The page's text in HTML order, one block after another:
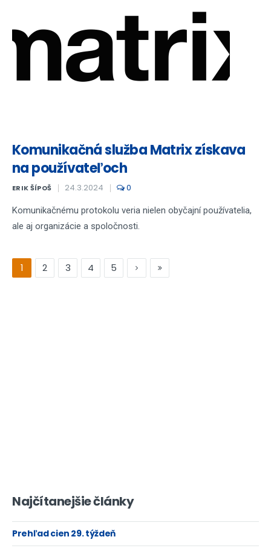
Komunikačná služba Matrix získava
na používateľoch
ERIK ŠÍPOŠ 24.3.2024 0
Komunikačnému protokolu veria nielen obyčajní používatelia,
ale aj organizácie a spoločnosti.
1 2 3 4 5
Najčítanejšie články
Prehľad cien 29. týždeň